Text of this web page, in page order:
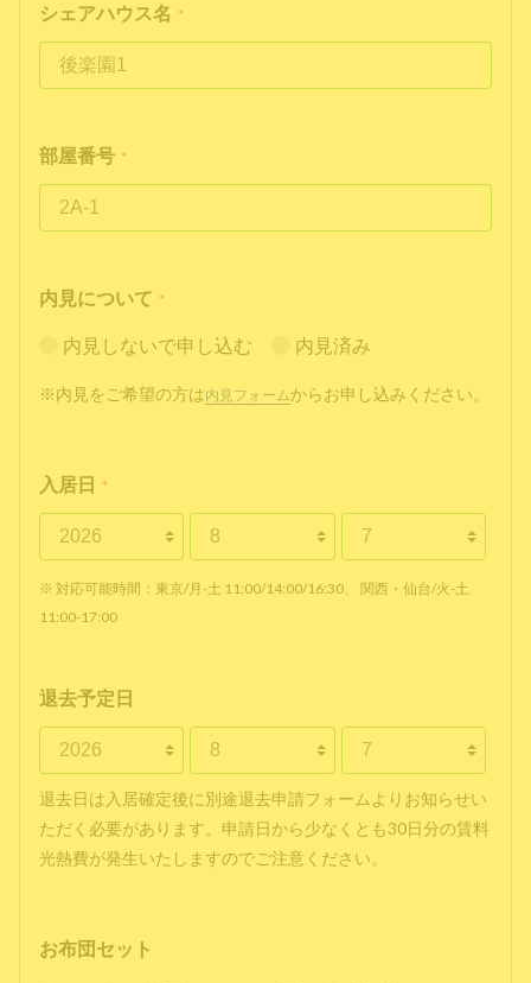
シェアハウス名 *
部屋番号 *
内見について *
内見しないで申し込む 内見済み
※内見をご希望の方は 内見フォームからお申し込みください。
入居日 *
※ 対応可能時間：東京/月-土 11:00/14:00/16:30、 関西・仙台/火-土
11:00-17:00
退去予定日
退去日は入居確定後に別途退去申請フォームよりお知らせい
ただく必要があります。申請日から少なくとも30日分の賃料
光熱費が発生いたしますのでご注意ください。
お布団セット